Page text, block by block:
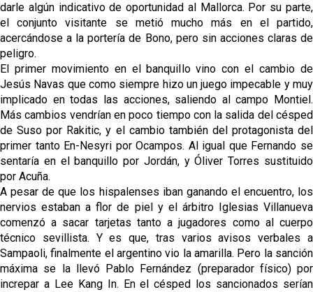
darle algún indicativo de oportunidad al Mallorca. Por su parte,
el conjunto visitante se metió mucho más en el partido,
acercándose a la portería de Bono, pero sin acciones claras de
peligro.
El primer movimiento en el banquillo vino con el cambio de
Jesús Navas que como siempre hizo un juego impecable y muy
implicado en todas las acciones, saliendo al campo Montiel.
Más cambios vendrían en poco tiempo con la salida del césped
de Suso por Rakitic, y el cambio también del protagonista del
primer tanto En-Nesyri por Ocampos. Al igual que Fernando se
sentaría en el banquillo por Jordán, y Óliver Torres sustituido
por Acuña.
A pesar de que los hispalenses iban ganando el encuentro, los
nervios estaban a flor de piel y el árbitro Iglesias Villanueva
comenzó a sacar tarjetas tanto a jugadores como al cuerpo
técnico sevillista. Y es que, tras varios avisos verbales a
Sampaoli, finalmente el argentino vio la amarilla. Pero la sanción
máxima se la llevó Pablo Fernández (preparador físico) por
increpar a Lee Kang In. En el césped los sancionados serían